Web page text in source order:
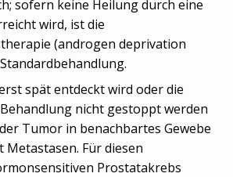
sofern keine Heilung durch eine
wird, ist die
(androgen deprivation
spät entdeckt wird oder die
nicht gestoppt werden
Tumor in benachbartes Gewebe
Metastasen. Für diesen
Prostatakrebs